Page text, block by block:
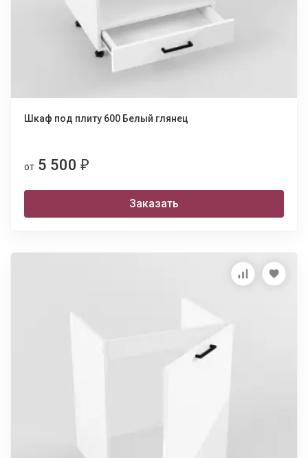
Шкаф под плиту 600 Белый глянец
от 5 500 ₽
Заказать